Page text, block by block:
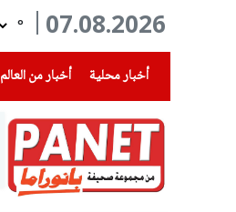
07.08.2026
°
أخبار محلية
(current) أخبار من العالم